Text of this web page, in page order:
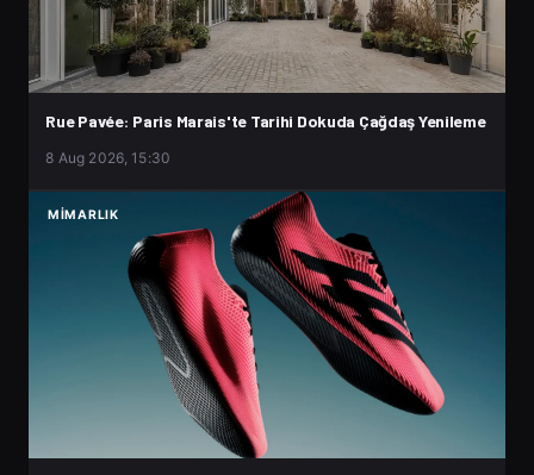
Rue Pavée: Paris Marais'te Tarihi Dokuda Çağdaş Yenileme
8 Aug 2026, 15:30
MIMARLIK